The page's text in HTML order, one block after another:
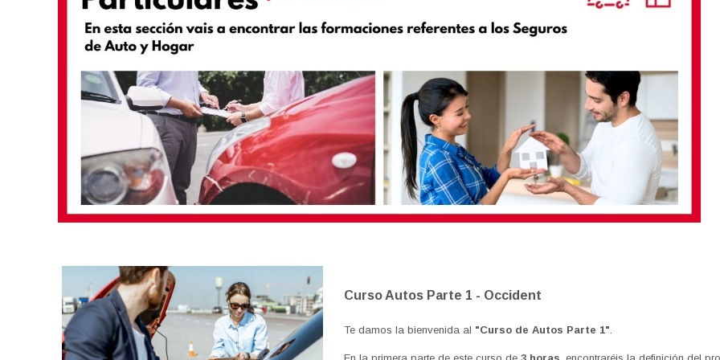
Curso Autos Parte 1 - Occident
Te damos la bienvenida al "Curso de Autos Parte 1"
En la primera parte de este curso de3 horas ,encontraréis la definición del